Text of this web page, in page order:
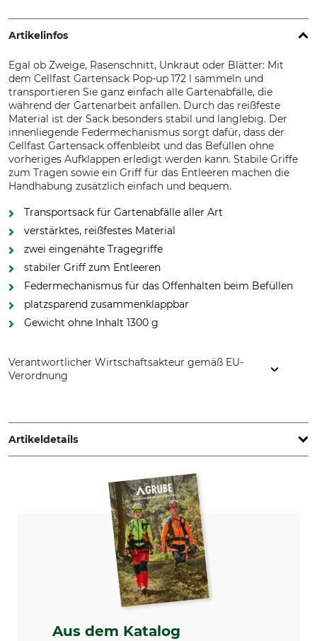
Artikelinfos
Egal ob Zweige, Rasenschnitt, Unkraut oder Blätter: Mit
dem Cellfast Gartensack Pop-up 172 l sammeln und
transportieren Sie ganz einfach alle Gartenabfälle, die
während der Gartenarbeit anfallen. Durch das reißfeste
Material ist der Sack besonders stabil und langlebig. Der
innenliegende Federmechanismus sorgt dafür, dass der
Cellfast Gartensack offenbleibt und das Befüllen ohne
vorheriges Aufklappen erledigt werden kann. Stabile Griffe
zum Tragen sowie ein Griff für das Entleeren machen die
Handhabung zusätzlich einfach und bequem.
Transportsack für Gartenabfälle aller Art
verstärktes, reißfestes Material
zwei eingenähte Tragegriffe
stabiler Griff zum Entleeren
Federmechanismus für das Offenhalten beim Befüllen
platzsparend zusammenklappbar
Gewicht ohne Inhalt 1300 g
Verantwortlicher Wirtschaftsakteur gemäß EU-
Verordnung
Poland, www.cellfast.de
Artikeldetails
Produkttyp
Gartensack
Modellbezeichnung
Gewicht
1300 g
Aus dem Katalog